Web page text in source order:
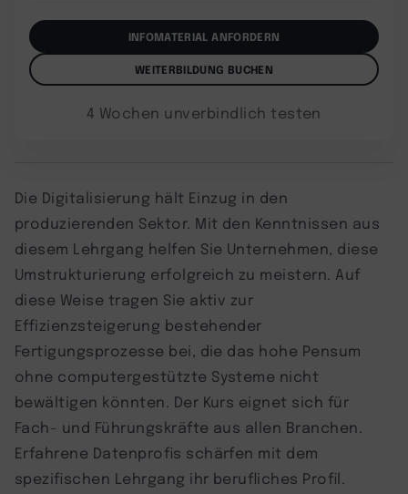
INFOMATERIAL ANFORDERN
WEITERBILDUNG BUCHEN
4 Wochen unverbindlich testen
Die Digitalisierung hält Einzug in den
produzierenden Sektor. Mit den Kenntnissen aus
diesem Lehrgang helfen Sie Unternehmen, diese
Umstrukturierung erfolgreich zu meistern. Auf
diese Weise tragen Sie aktiv zur
Effizienzsteigerung bestehender
Fertigungsprozesse bei, die das hohe Pensum
ohne computergestützte Systeme nicht
bewältigen könnten. Der Kurs eignet sich für
Fach- und Führungskräfte aus allen Branchen.
Erfahrene Datenprofis schärfen mit dem
spezifischen Lehrgang ihr berufliches Profil.